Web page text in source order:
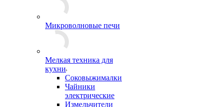
Микроволновые печи
Мелкая техника для
кухни
Соковыжималки
Чайники
электрические
Измельчители